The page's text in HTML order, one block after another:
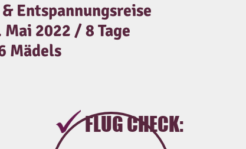
Entspannungsreise
Mai 2022 / 8 Tage
Mädels
FLUG CHECK: